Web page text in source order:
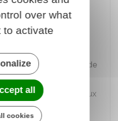
(jusqu'à 2 ans,
de la situation.
décider d'une
mesure de
plus graves.
l'autorité parentale
aux
over what
to activate
all
cookies